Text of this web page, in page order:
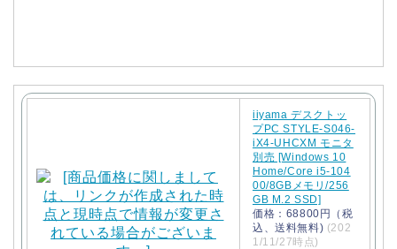
iiyama デスクトッ
プPC STYLE-S046-
iX4-UHCXM モニタ
別売 [Windows 10
Home/Core i5-104
00/8GBメモリ/256
GB M.2 SSD]
価格：68800円（税
込、送料無料) (202
1/11/27時点)